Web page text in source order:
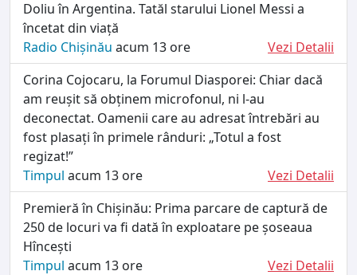
Doliu în Argentina. Tatăl starului Lionel Messi a
încetat din viață
Radio Chișinău acum 13 ore
Vezi Detalii
Corina Cojocaru, la Forumul Diasporei: Chiar dacă
am reușit să obținem microfonul, ni l-au
deconectat. Oamenii care au adresat întrebări au
fost plasați în primele rânduri: „Totul a fost
regizat!”
Timpul acum 13 ore
Vezi Detalii
Premieră în Chișinău: Prima parcare de captură de
250 de locuri va fi dată în exploatare pe șoseaua
Hîncești
Timpul acum 13 ore
Vezi Detalii